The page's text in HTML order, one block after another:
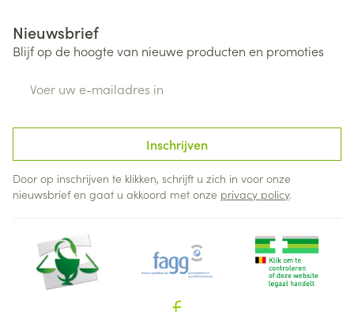
Nieuwsbrief
Blijf op de hoogte van nieuwe producten en promoties
Inschrijven
Door op inschrijven te klikken, schrijft u zich in voor onze
nieuwsbrief en gaat u akkoord met onze privacy policy.